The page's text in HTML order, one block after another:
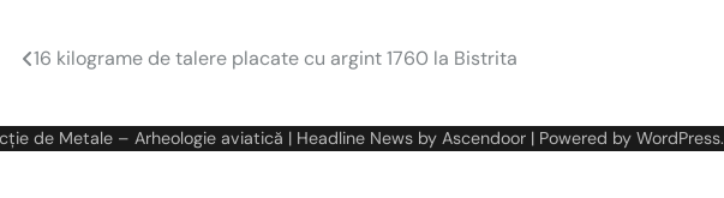
16 kilograme de talere placate cu argint 1760 la Bistrita
de Metale – Arheologie aviatică | Headline News by Ascendoor | Powered by WordPress.